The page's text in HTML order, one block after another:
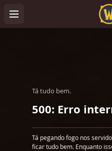
Tá tudo bem.
500: Erro
Tá pegando fogo nos
ficar tudo bem. Enquanto